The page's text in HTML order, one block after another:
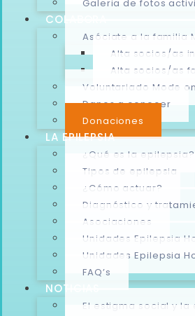
Galeria de fotos
COLABORA
Asóciate a la familia
Alta socios/as
Alta socios/as
Voluntariado Mode on
Danos a conocer
Donaciones
LA EPILEPSIA
¿Qué es la epilepsia?
Tipos de epilepsia
¿Cómo actuar?
Diagnóstico y
Asociaciones
Unidades Epilepsia
Unidades Epilepsia
FAQ’s
NOTICIAS
El estigma social y